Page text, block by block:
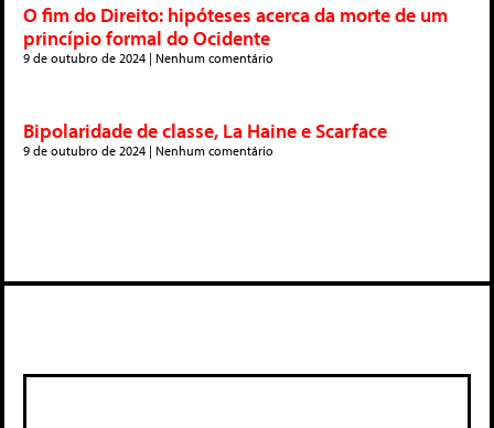
O fim do Direito: hipóteses acerca da morte de um
princípio formal do Ocidente
9 de outubro de 2024 Nenhum comentário
Bipolaridade de classe, La Haine e Scarface
9 de outubro de 2024 Nenhum comentário